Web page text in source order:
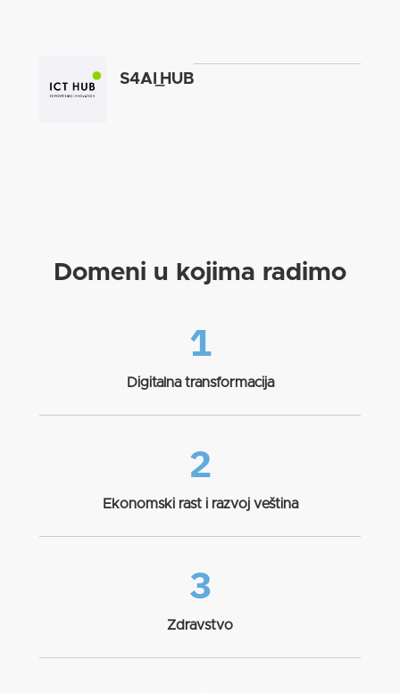
S4AI_HUB
Domeni u kojima radimo
1
Digitalna transformacija
2
Ekonomski rast i razvoj veština
3
Zdravstvo